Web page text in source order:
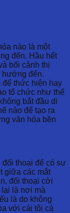
nào là một
đến. Hầu hết
bối cảnh thị
hướng đến.
để thức hiện hay
tổ chức như thế
bắt đầu di
nào để tạo ra
văn hóa bền
thoại để có sự
giữa các mắt
đối thoại cởi
là nơi mà
là do không
với cái tôi cá